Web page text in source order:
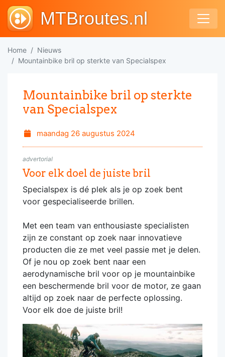
MTBroutes.nl
Home
Nieuws
Mountainbike bril op sterkte van Specialspex
Mountainbike bril op sterkte
van Specialspex
maandag 26 augustus 2024
advertorial
Voor elk doel de juiste bril
Specialspex is dé plek als je op zoek bent
voor gespecialiseerde brillen.
Met een team van enthousiaste specialisten
zijn ze constant op zoek naar innovatieve
producten die ze met veel passie met je delen.
Of je nou op zoek bent naar een
aerodynamische bril voor op je mountainbike
een beschermende bril voor de motor, ze gaan
altijd op zoek naar de perfecte oplossing.
Voor elk doe de juiste bril!